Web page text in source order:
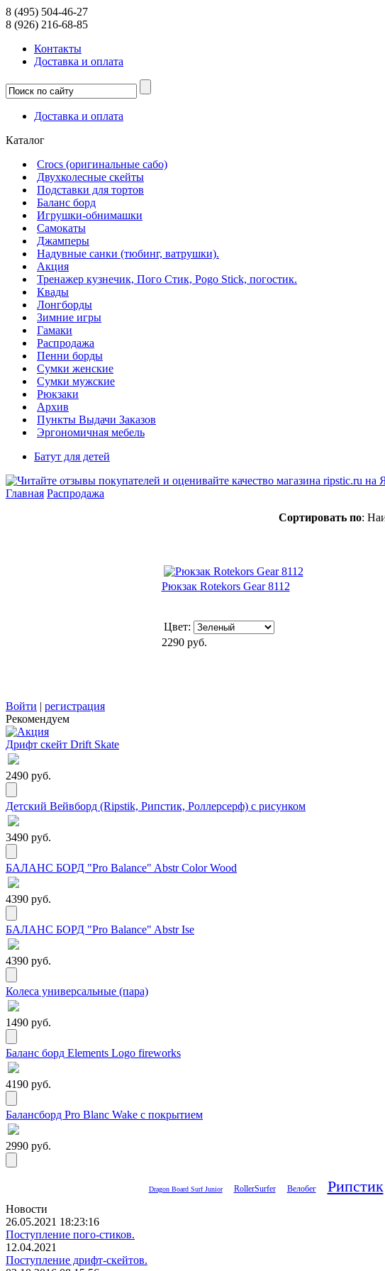
8 (495) 504-46-27
8 (926) 216-68-85
Контакты
Доcтавка и оплата
Доcтавка и оплата
Каталог
Crocs (оригинальные сабо)
Двухколесные скейты
Подставки для тортов
Баланс борд
Игрушки-обнимашки
Самокаты
Джамперы
Надувные санки (тюбинг, ватрушки).
Акция
Тренажер кузнечик, Пого Стик, Pogo Stick, погостик.
Квады
Лонгборды
Зимние игры
Гамаки
Распродажа
Пенни борды
Сумки женские
Сумки мужские
Рюкзаки
Архив
Пункты Выдачи Заказов
Эргономичная мебель
Батут для детей
Главная Распродажа
Сортировать по:
Рюкзак Rotekors Gear 8112
Цвет:
2290 руб.
Войти | регистрация
Рекомендуем
Дрифт скейт Drift Skate
2490 руб.
Детский Вейвборд (Ripstik, Рипстик, Роллерсерф) с рисунком
3490 руб.
БАЛАНС БОРД "Pro Balance" Abstr Color Wood
4390 руб.
БАЛАНС БОРД "Pro Balance" Abstr Ise
4390 руб.
Колеса универсальные (пара)
1490 руб.
Баланс борд Elements Logo fireworks
4190 руб.
Балансборд Pro Blanc Wake с покрытием
2990 руб.
Dragon Board Surf Junior RollerSurfer Велобег Рипстик
Новости
26.05.2021 18:23:16
Поступление пого-стиков.
12.04.2021
Поступление дрифт-скейтов.